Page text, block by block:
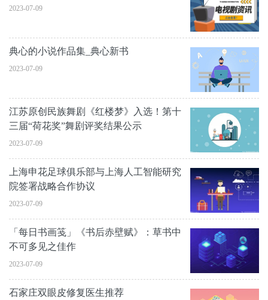
2023-07-09
典心的小说作品集_典心新书
2023-07-09
江苏原创民族舞剧《红楼梦》入选！第十
三届“荷花奖”舞剧评奖结果公示
2023-07-09
上海申花足球俱乐部与上海人工智能研究
院签署战略合作协议
2023-07-09
「每日书画笺」《书后赤壁赋》：草书中
不可多见之佳作
2023-07-09
石家庄双眼皮修复医生推荐